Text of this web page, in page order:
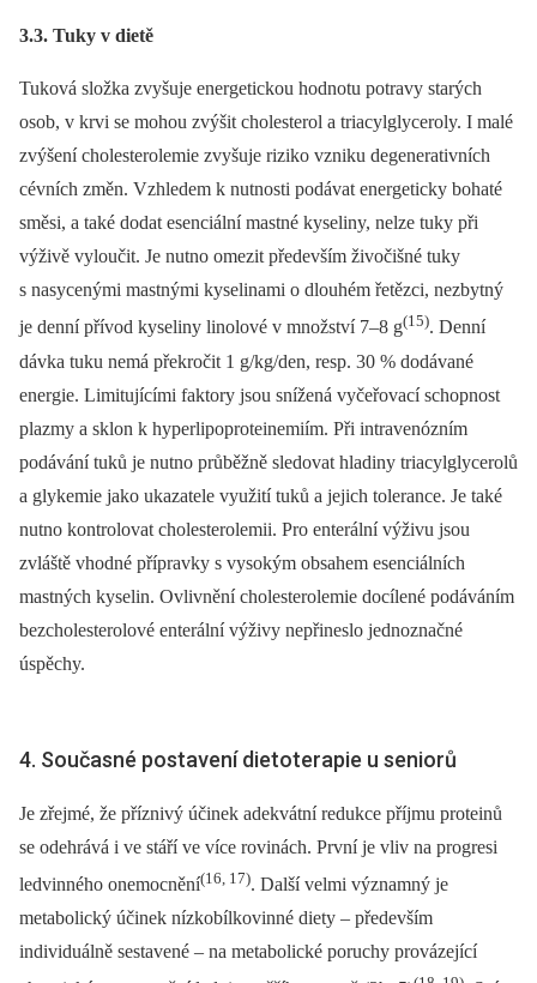
3.3. Tuky v dietě
Tuková složka zvyšuje energetickou hodnotu potravy starých
osob, v krvi se mohou zvýšit cholesterol a triacylglyceroly. I malé
zvýšení cholesterolemie zvyšuje riziko vzniku degenerativních
cévních změn. Vzhledem k nutnosti podávat energeticky bohaté
směsi, a také dodat esenciální mastné kyseliny, nelze tuky při
výživě vyloučit. Je nutno omezit především živočišné tuky
s nasycenými mastnými kyselinami o dlouhém řetězci, nezbytný
je denní přívod kyseliny linolové v množství 7–8 g(15). Denní
dávka tuku nemá překročit 1 g/kg/den, resp. 30 % dodávané
energie. Limitujícími faktory jsou snížená vyčeřovací schopnost
plazmy a sklon k hyperlipoproteinemiím. Při intravenózním
podávání tuků je nutno průběžně sledovat hladiny triacylglycerolů
a glykemie jako ukazatele využití tuků a jejich tolerance. Je také
nutno kontrolovat cholesterolemii. Pro enterální výživu jsou
zvláště vhodné přípravky s vysokým obsahem esenciálních
mastných kyselin. Ovlivnění cholesterolemie docílené podáváním
bezcholesterolové enterální výživy nepřineslo jednoznačné
úspěchy.
4. Současné postavení dietoterapie u seniorů
Je zřejmé, že příznivý účinek adekvátní redukce příjmu proteinů
se odehrává i ve stáří ve více rovinách. První je vliv na progresi
ledvinného onemocnění(16, 17). Další velmi významný je
metabolický účinek nízkobílkovinné diety –⁠ především
individuálně sestavené –⁠ na metabolické poruchy provázející